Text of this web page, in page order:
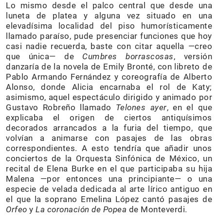
Lo mismo desde el palco central que desde una
luneta de platea y alguna vez situado en una
elevadísima localidad del piso humorísticamente
llamado paraíso, pude presenciar funciones que hoy
casi nadie recuerda, baste con citar aquella —creo
que única— de Cumbres borrascosas, versión
danzaría de la novela de Emily Bronté, con libreto de
Pablo Armando Fernández y coreografía de Alberto
Alonso, donde Alicia encarnaba el rol de Katy;
asimismo, aquel espectáculo dirigido y animado por
Gustavo Robreño llamado Telones ayer, en el que
explicaba el origen de ciertos antiquísimos
decorados arrancados a la furia del tiempo, que
volvían a animarse con pasajes de las obras
correspondientes. A esto tendría que añadir unos
conciertos de la Orquesta Sinfónica de México, un
recital de Elena Burke en el que participaba su hija
Malena —por entonces una principiante— o una
especie de velada dedicada al arte lírico antiguo en
el que la soprano Emelina López cantó pasajes de
Orfeo y La coronación de Popea de Monteverdi.